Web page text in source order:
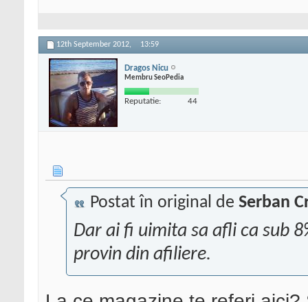
12th September 2012, 13:59
Dragos Nicu
Membru SeoPedia
Reputatie: 44
Postat în original de Serban
Dar ai fi uimita sa afli ca sub
provin din afiliere.